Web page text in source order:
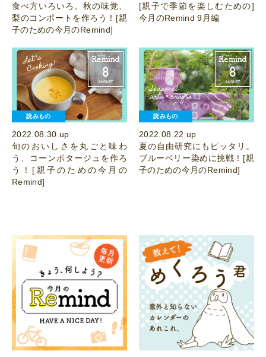
食べ方いろいろ。秋の味覚、
梨のコンポートを作ろう！[親
子のための今月のRemind]
[親子で季節を楽しむための]
今月のRemind 9月編
読みもの
2022.08.30 up
旬のおいしさを丸ごと味わ
う、コーンポタージュを作ろ
う！[親子のための今月の
Remind]
読みもの
2022.08.22 up
夏の自由研究にもピッタリ。
ブルーベリー染めに挑戦！[親
子のための今月のRemind]